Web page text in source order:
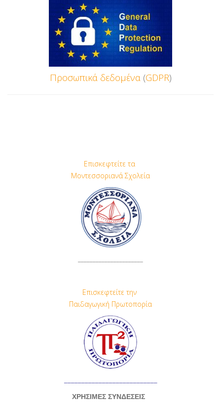
Προσωπικά δεδομένα (GDPR)
Επισκεφτείτε τα
Μοντεσσοριανά Σχολεία
Επισκεφτείτε την
Παιδαγωγική Πρωτοπορία
ΧΡΗΣΙΜΕΣ ΣΥΝΔΕΣΕΙΣ